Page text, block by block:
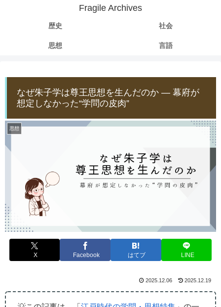
Fragile Archives
歴史 社会
思想 言語
なぜ朱子学は尊王思想を生んだのか ― 幕府が
想定しなかった“学問の皮肉”
思想
X Facebook はてブ LINE
2025.12.06 2025.12.19